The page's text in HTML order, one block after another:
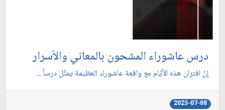
درس عاشوراء المشحون بالمعاني والأسرار
إنّ اقتران هذه الأيّام مع واقعة عاشوراء العظيمة يمثّل درساً ...
2025-07-08